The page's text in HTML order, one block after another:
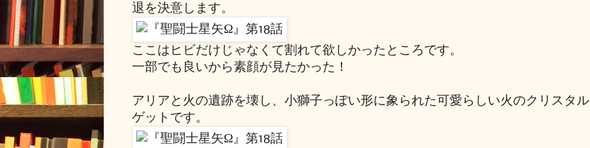
退を決意します。
ここはヒビだけじゃなくて割れて欲しかったところです。
一部でも良いから素顔が見たかった！
アリアと火の遺跡を壊し、小獅子っぽい形に象られた可愛らしい火のクリスタル
ゲットです。